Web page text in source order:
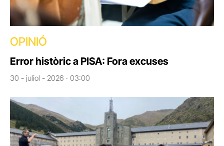
OPINIÓ
Error històric a PISA: Fora excuses
30 - juliol - 2026 · 03:00